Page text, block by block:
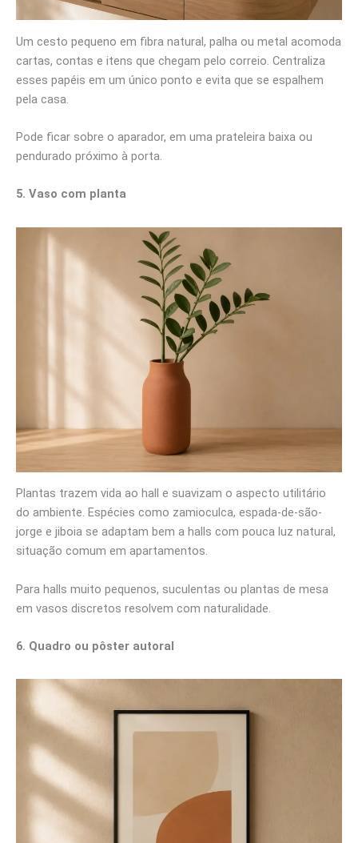
Um cesto pequeno em fibra natural, palha ou metal acomoda
cartas, contas e itens que chegam pelo correio. Centraliza
esses papéis em um único ponto e evita que se espalhem
pela casa.
Pode ficar sobre o aparador, em uma prateleira baixa ou
pendurado próximo à porta.
5. Vaso com planta
Plantas trazem vida ao hall e suavizam o aspecto utilitário
do ambiente. Espécies como zamioculca, espada-de-são-
jorge e jiboia se adaptam bem a halls com pouca luz natural,
situação comum em apartamentos.
Para halls muito pequenos, suculentas ou plantas de mesa
em vasos discretos resolvem com naturalidade.
6. Quadro ou pôster autoral